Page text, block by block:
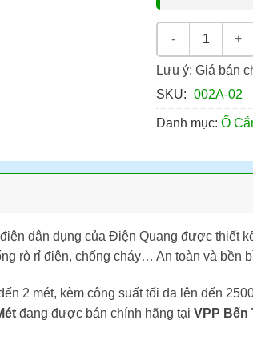
Ổ Cắm Điện
Lưu ý: Giá bán
SKU: 002A-02
Danh mục: Ổ
dân dụng của Điện Quang được thiết
rò rỉ điện, chống cháy… An toàn và bền
2 mét, kèm công suất tối đa lên đến
đang được bán chính hãng tại VPP Bến